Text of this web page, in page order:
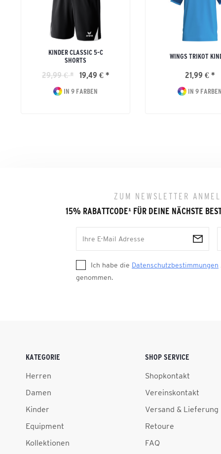
KINDER CLASSIC 5-C
SHORTS
29,99 € * 19,49 € *
IN 9 FARBEN
WINGS TRIKOT
21,99 € *
IN 9
ZUM NEWSLETTER
15% RABATTCODE¹FÜR DEINE NÄCHSTE
Ich habe die Datenschutzbestimmungen
genommen.
KATEGORIE
Herren
Damen
Kinder
Equipment
Kollektionen
SHOP SERVICE
Shopkontakt
Vereinskontakt
Versand & Lieferung
Retoure
FAQ